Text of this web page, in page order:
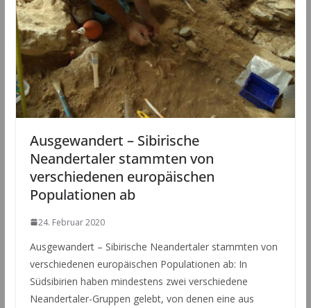
Ausgewandert – Sibirische
Neandertaler stammten von
verschiedenen europäischen
Populationen ab
24. Februar 2020
Ausgewandert – Sibirische Neandertaler stammten von
verschiedenen europäischen Populationen ab: In
Südsibirien haben mindestens zwei verschiedene
Neandertaler-Gruppen gelebt, von denen eine aus